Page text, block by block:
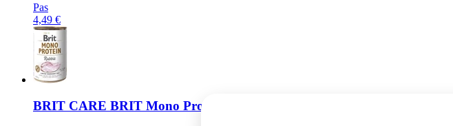
Pas
4,49 €
BRIT CARE BRIT Mono Protein, kunićevina, bez žitarica i glutena, 400g